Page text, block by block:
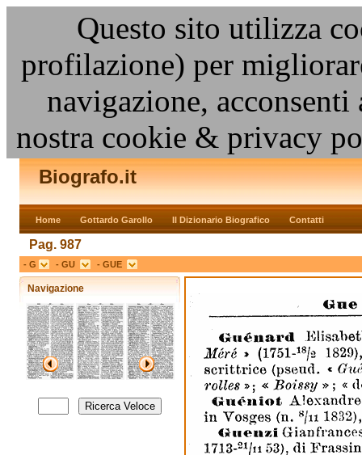
Questo sito utilizza
profilazione) per
navigazione,
nostra cookie & privacy
Biografo.it
Home Gottardo Garollo Il Dizionario Biografico Contatti
Pag. 987
- G - GU - GUE
Navigazione